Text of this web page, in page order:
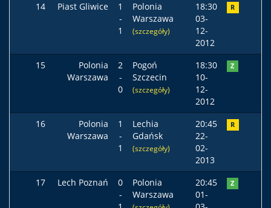
14 Piast Gliwice
1
-
1
Polonia
Warszawa
(szczegóły)
18:30
03-
12-
2012
R
15
Polonia
Warszawa
2
-
0
Pogoń
Szczecin
(szczegóły)
18:30
10-
12-
2012
Z
16
Polonia
Warszawa
1
-
1
Lechia
Gdańsk
(szczegóły)
20:45
22-
02-
2013
R
17 Lech Poznań
0
-
Polonia
Warszawa
20:45
01-
Z